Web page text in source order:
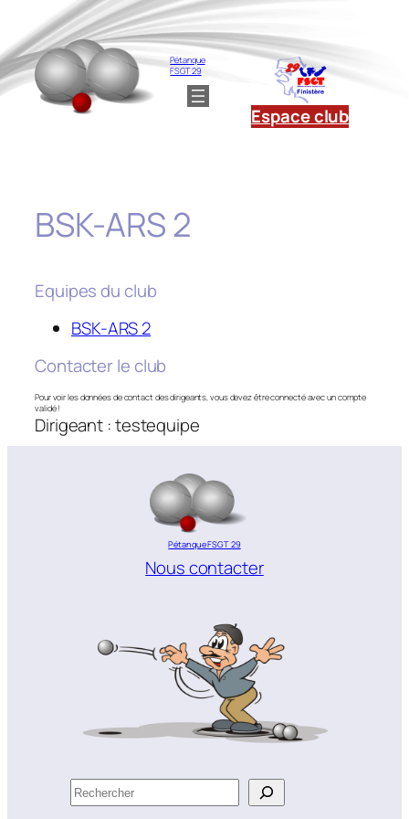
au
contenu
Pétanque
FSGT 29
Espace club
BSK-ARS 2
Equipes du club
BSK-ARS 2
Contacter le club
Pour voir les données de contact des dirigeants, vous devez être connecté avec un compte
validé !
Dirigeant : testequipe
Pétanque FSGT 29
Nous contacter